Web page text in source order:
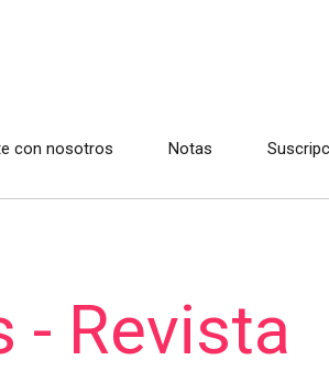
con nosotros Notas
- Revista